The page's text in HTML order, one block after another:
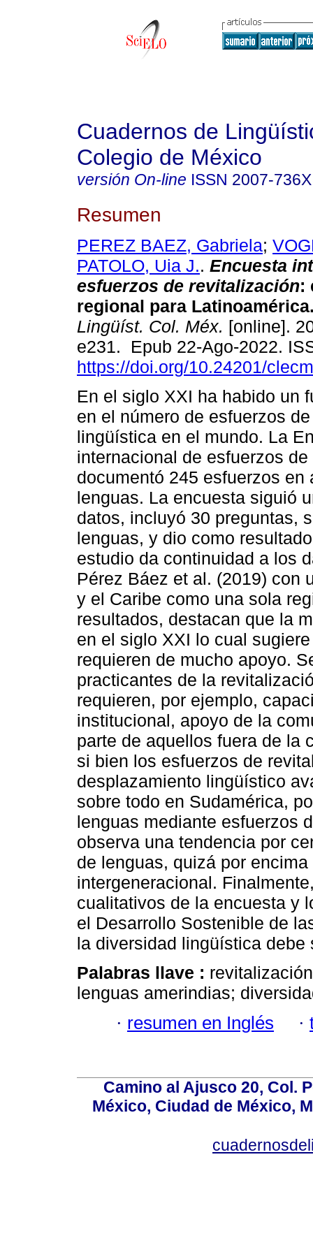
Cuadernos de
Colegio de México
versión On-line ISSN 2007-736X
Resumen
PEREZ BAEZ, Gabriela;
PATOLO, Uia J.. Encuesta
esfuerzos de revitalización:
regional para
Lingüíst. Col. Méx. [online].
e231. Epub 22-Ago-2022.
https://doi.org/10.24201/
En el siglo XXI ha habido un
en el número de esfuerzos
lingüística en el mundo. La
internacional de esfuerzos
documentó 245 esfuerzos en
lenguas. La encuesta siguió
datos, incluyó 30 preguntas,
lenguas, y dio como
estudio da continuidad a los
Pérez Báez et al. (2019) con
y el Caribe como una sola
resultados, destacan que la
en el siglo XXI lo cual
requieren de mucho apoyo.
practicantes de la
requieren, por ejemplo,
institucional, apoyo de la
parte de aquellos fuera de la
si bien los esfuerzos de
desplazamiento lingüístico
sobre todo en Sudamérica,
lenguas mediante esfuerzos
observa una tendencia por
de lenguas, quizá por
intergeneracional.
cualitativos de la encuesta y
el Desarrollo Sostenible de
la diversidad lingüística debe
Palabras llave :
lenguas amerindias;
· resumen en Inglés ·
Camino al Ajusco 20, Col.
México, Ciudad de México,